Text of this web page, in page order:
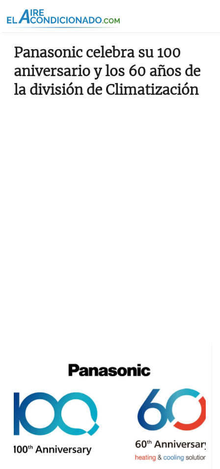
Panasonic celebra su 100
aniversario y los 60 años de
la división de Climatización